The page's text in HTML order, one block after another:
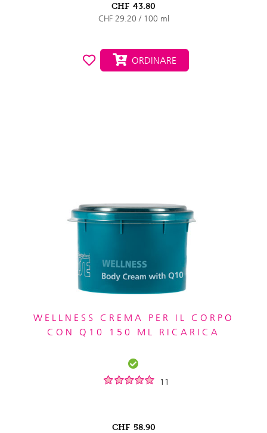
CHF 43.80
CHF 29.20 / 100 ml
ORDINARE
WELLNESS CREMA PER IL CORPO
CON Q10 150 ML RICARICA
11
CHF 58.90